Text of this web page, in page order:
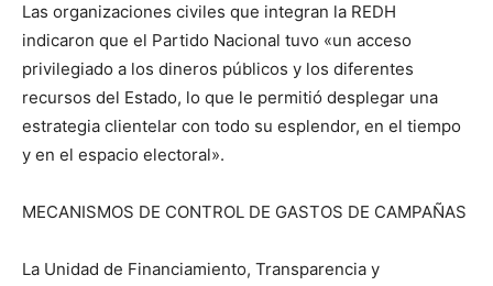
Las organizaciones civiles que integran la REDH
indicaron que el Partido Nacional tuvo «un acceso
privilegiado a los dineros públicos y los diferentes
recursos del Estado, lo que le permitió desplegar una
estrategia clientelar con todo su esplendor, en el tiempo
y en el espacio electoral».
MECANISMOS DE CONTROL DE GASTOS DE CAMPAÑAS
La Unidad de Financiamiento, Transparencia y